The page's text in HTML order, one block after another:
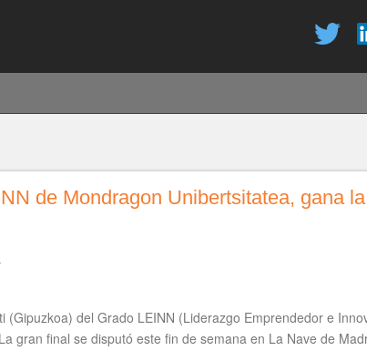
de Mondragon Unibertsitatea, gana
del Grado LEINN (Liderazgo Emprendedor e
gran final se disputó este fin de semana en La Nave de